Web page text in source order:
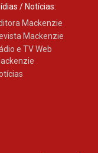
/ Notícias:
Mackenzie
Mackenzie
e TV Web